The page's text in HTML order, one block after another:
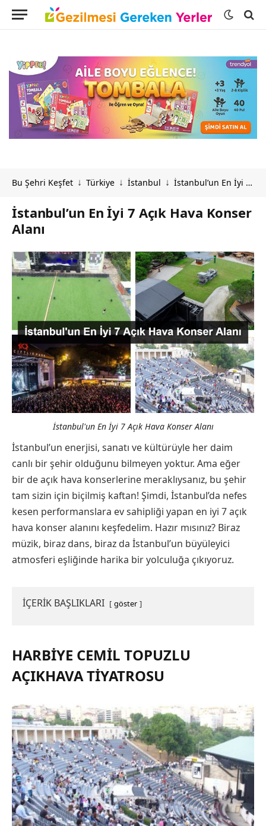
Bu Şehri Keşfet ↓ Türkiye ↓ İstanbul ↓ İstanbul’un En İyi 7 Açık Hava Konser Alanı
İstanbul’un En İyi 7 Açık Hava Konser
Alanı
İstanbul'un En İyi 7 Açık Hava Konser Alanı
İstanbul’un enerjisi, sanatı ve kültürüyle her daim
canlı bir şehir olduğunu bilmeyen yoktur. Ama eğer
bir de açık hava konserlerine meraklıysanız, bu şehir
tam sizin için biçilmiş kaftan! Şimdi, İstanbul’da nefes
kesen performanslara ev sahipliği yapan en iyi 7 açık
hava konser alanını keşfedelim. Hazır mısınız? Biraz
müzik, biraz dans, biraz da İstanbul’un büyüleyici
atmosferi eşliğinde harika bir yolculuğa çıkıyoruz.
İÇERİK BAŞLIKLARI göster
HARBIYE CEMIL TOPUZLU
AÇIKHAVA TIYATROSU